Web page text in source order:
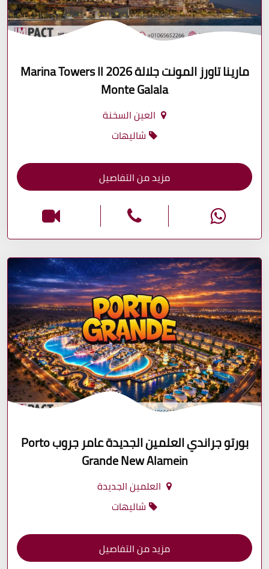
مارينا تاورز المونت جلالة 2026 Marina Towers Il
Monte Galala
العين السخنة
شاليهات
مزيد من التفاصيل
بورتو جراندي العلمين الجديدة عامر جروب Porto
Grande New Alamein
العلمين الجديدة
شاليهات
مزيد من التفاصيل